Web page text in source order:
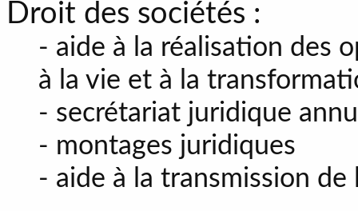
Droit des sociétés :
- aide à la réalisation des
à la vie et à la
- secrétariat juridique
- montages juridiques
- aide à la transmission de